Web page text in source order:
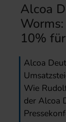
Alcoa
10%
Alcoa
Wie
der Alcoa